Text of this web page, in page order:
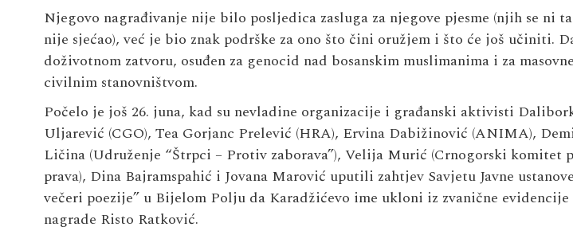
Njegovo nagrađivanje nije bilo posljedica zasluga za njegove pjesme (njih se ni
nije sjećao), već je bio znak podrške za ono što čini oružjem i što će još učiniti.
doživotnom zatvoru, osuđen za genocid nad bosanskim muslimanima i za
civilnim stanovništvom.
Počelo je još 26. juna, kad su nevladine organizacije i građanski aktivisti
Uljarević (CGO), Tea Gorjanc Prelević (HRA), Ervina Dabižinović (ANIMA),
Ličina(Udruženje “Štrpci – Protiv zaborava”), Velija Murić (Crnogorski komitet
prava), Dina Bajramspahić i Jovana Marović uputili zahtjev Savjetu Javne
večeri poezije” u Bijelom Polju da Karadžićevo ime ukloni iz zvanične
nagrade Risto Ratković.